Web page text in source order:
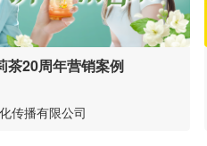
茶20周年营销案例
传播有限公司